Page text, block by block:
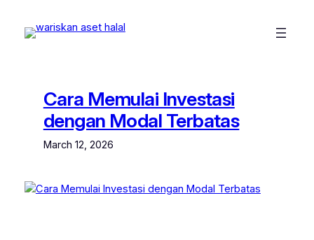
Cara Memulai Investasi
dengan Modal Terbatas
March 12, 2026